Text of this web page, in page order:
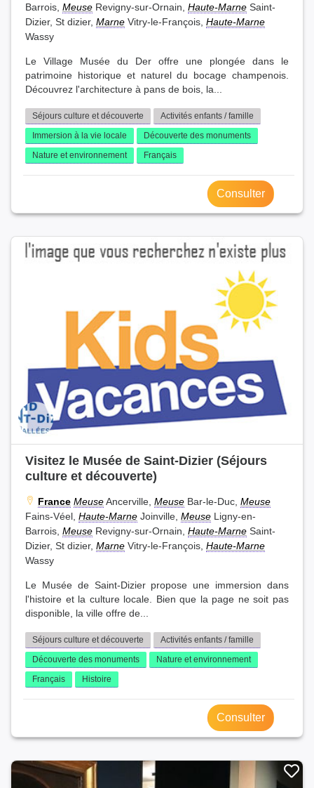
Barrois, Meuse Revigny-sur-Ornain, Haute-Marne Saint-
Dizier, St dizier, Marne Vitry-le-François, Haute-Marne
Wassy
Le Village Musée du Der offre une plongée dans le
patrimoine historique et naturel du bocage champenois.
Découvrez l'architecture à pans de bois, la...
Séjours culture et découverte
Activités enfants / famille
Immersion à la vie locale
Découverte des monuments
Nature et environnement
Français
Consulter
Visitez le Musée de Saint-Dizier (Séjours
culture et découverte)
France MeuseAncerville, Meuse Bar-le-Duc, Meuse
Fains-Véel, Haute-Marne Joinville, Meuse Ligny-en-
Barrois, Meuse Revigny-sur-Ornain, Haute-Marne Saint-
Dizier, St dizier, Marne Vitry-le-François, Haute-Marne
Wassy
Le Musée de Saint-Dizier propose une immersion dans
l'histoire et la culture locale. Bien que la page ne soit pas
disponible, la ville offre de...
Séjours culture et découverte
Activités enfants / famille
Découverte des monuments
Nature et environnement
Français
Histoire
Consulter